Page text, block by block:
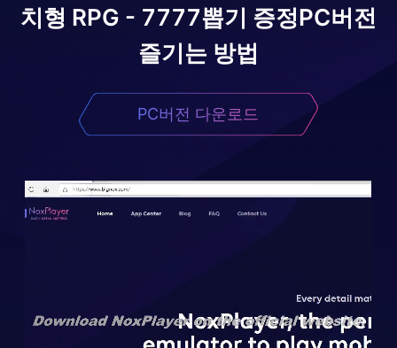
치형 RPG - 7777뽑기 증정PC버전
즐기는 방법
PC버전 다운로드